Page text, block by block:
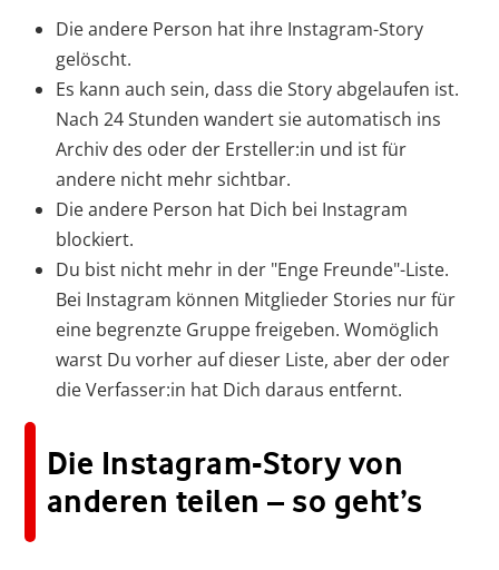
Die andere Person hat ihre Instagram-Story
gelöscht.
Es kann auch sein, dass die Story abgelaufen ist.
Nach 24 Stunden wandert sie automatisch ins
Archiv des oder der Ersteller:in und ist für
andere nicht mehr sichtbar.
Die andere Person hat Dich bei Instagram
blockiert.
Du bist nicht mehr in der "Enge Freunde"-Liste.
Bei Instagram können Mitglieder Stories nur für
eine begrenzte Gruppe freigeben. Womöglich
warst Du vorher auf dieser Liste, aber der oder
die Verfasser:in hat Dich daraus entfernt.
Die Instagram-Story von
anderen teilen – so geht’s